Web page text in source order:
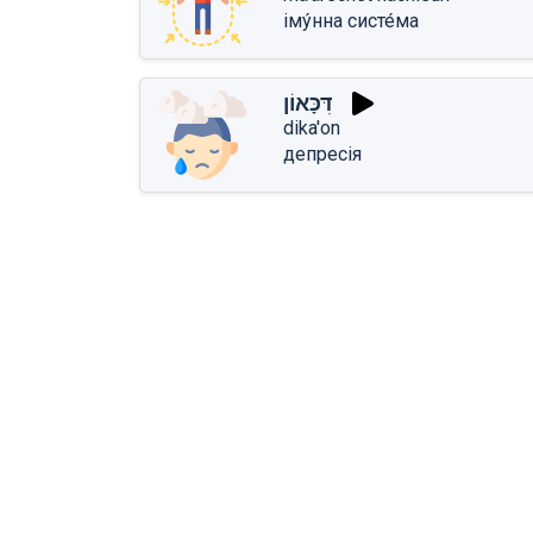
іму́нна систе́ма
דִּכָּאוֹן
dika'on
депресія